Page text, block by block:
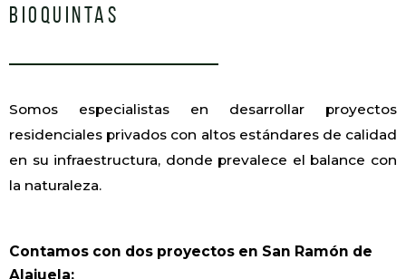
BIOQUINTAS
Somos especialistas en desarrollar proyectos
residenciales privados con altos estándares de calidad
en su infraestructura, donde prevalece el balance con
la naturaleza.
Contamos con dos proyectos en San Ramón de
Alajuela: